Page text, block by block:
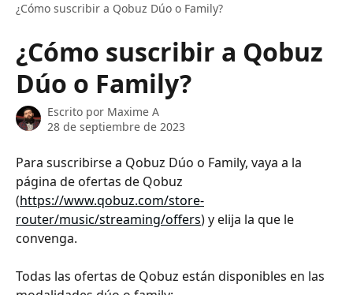
¿Cómo suscribir a Qobuz Dúo o Family?
¿Cómo suscribir a Qobuz
Dúo o Family?
Escrito por Maxime A
28 de septiembre de 2023
Para suscribirse a Qobuz Dúo o Family, vaya a la
página de ofertas de Qobuz
(https://www.qobuz.com/store-
router/music/streaming/offers) y elija la que le
convenga.
Todas las ofertas de Qobuz están disponibles en las